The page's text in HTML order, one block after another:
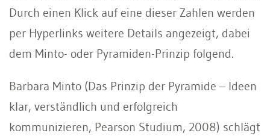
Durch einen Klick auf eine dieser Zahlen werden
per Hyperlinks weitere Details angezeigt, dabei
dem Minto- oder Pyramiden-Prinzip folgend.
Barbara Minto (Das Prinzip der Pyramide – Ideen
klar, verständlich und erfolgreich
kommunizieren, Pearson Studium, 2008) schlägt